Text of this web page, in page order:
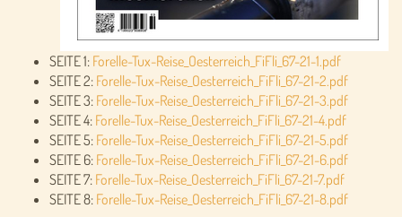
SEITE 1: Forelle-Tux-Reise_Oesterreich_FiFli_67-21-1.pdf
SEITE 2: Forelle-Tux-Reise_Oesterreich_FiFli_67-21-2.pdf
SEITE 3: Forelle-Tux-Reise_Oesterreich_FiFli_67-21-3.pdf
SEITE 4: Forelle-Tux-Reise_Oesterreich_FiFli_67-21-4.pdf
SEITE 5: Forelle-Tux-Reise_Oesterreich_FiFli_67-21-5.pdf
SEITE 6: Forelle-Tux-Reise_Oesterreich_FiFli_67-21-6.pdf
SEITE 7: Forelle-Tux-Reise_Oesterreich_FiFli_67-21-7.pdf
SEITE 8: Forelle-Tux-Reise_Oesterreich_FiFli_67-21-8.pdf